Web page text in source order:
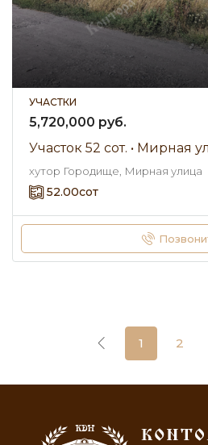
УЧАСТКИ
5,720,000 руб.
Участок 52 сот. • Мирная
хутор Городище, Мирная улица
52.00сот
1 2